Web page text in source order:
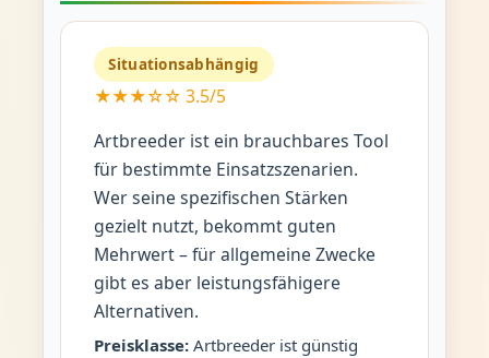
Situationsabhängig
★★★☆☆ 3.5/5
Artbreeder ist ein brauchbares Tool
für bestimmte Einsatzszenarien.
Wer seine spezifischen Stärken
gezielt nutzt, bekommt guten
Mehrwert – für allgemeine Zwecke
gibt es aber leistungsfähigere
Alternativen.
Preisklasse:Artbreeder ist günstig